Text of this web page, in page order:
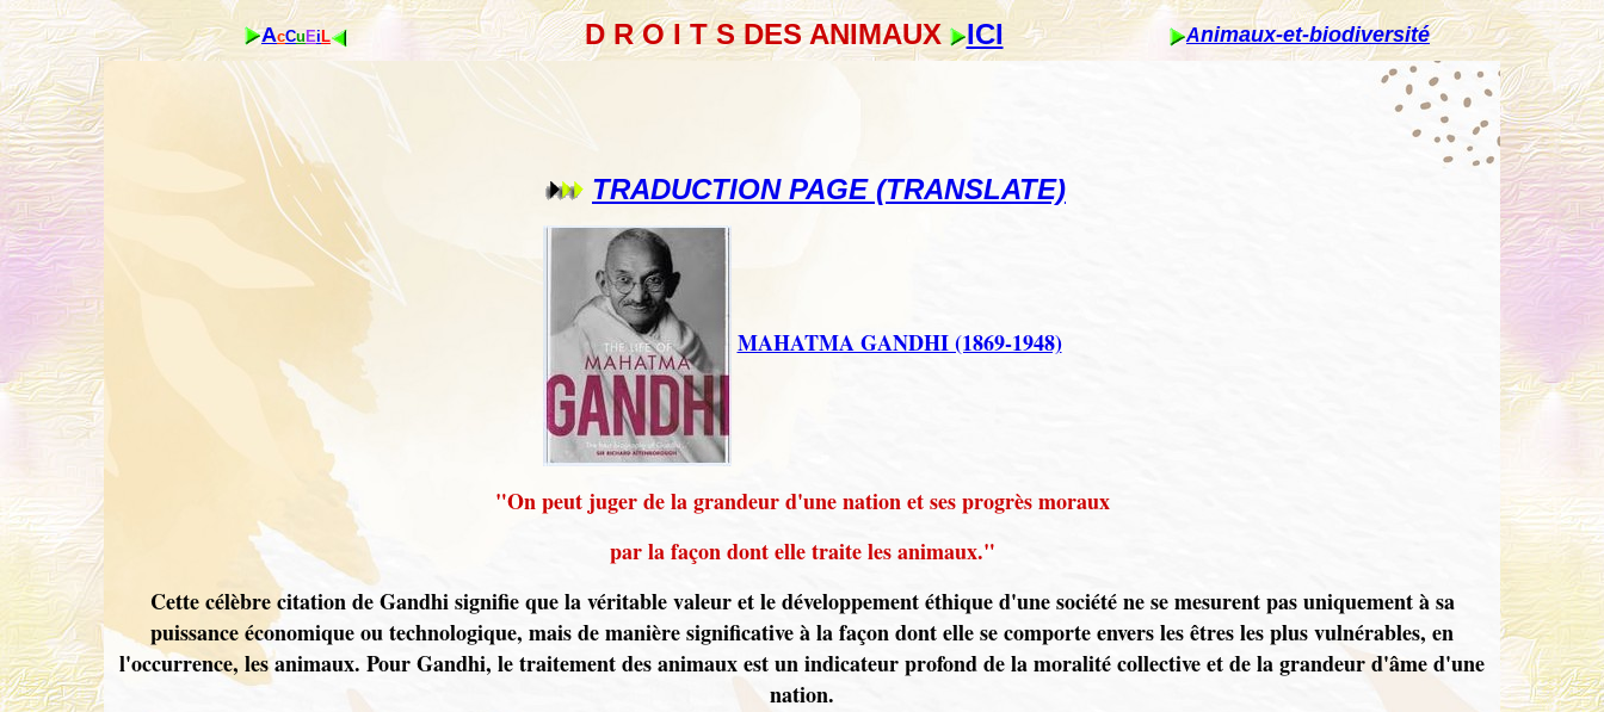
AcCu Ei L D R O I T S DES ANIMAUX ICI Animaux-et-biodiversité
TRADUCTION PAGE (TRANSLATE)
MAHATMA GANDHI (1869-1948)
"On peut juger de la grandeur d'une nation et ses progrès moraux
par la façon dont elle traite les animaux."
Cette célèbre citation de Gandhi signifie que la véritable valeur et le développement éthique d'une société ne se mesurent pas uniquement à sa
puissance économique ou technologique, mais de manière significative à la façon dont elle se comporte envers les êtres les plus vulnérables, en
l'occurrence, les animaux. Pour Gandhi, le traitement des animaux est un indicateur profond de la moralité collective et de la grandeur d'âme d'une
nation.